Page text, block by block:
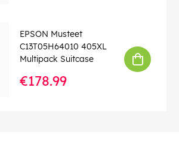
EPSON Musteet
C13T05H64010 405XL
Multipack Suitcase
€178.99